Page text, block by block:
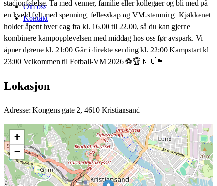
Om oss
Kontakt
stadionfølelse. Ta med venner, familie eller kollegaer og bli med på
en kveld fylt med spenning, fellesskap og VM-stemning. Kjøkkenet
holder åpent hver dag fra kl. 16.00 til 22.00, så du kan gjerne
kombinere kampopplevelsen med middag hos oss før avspark. Vi
åpner dørene kl. 21:00 Går i direkte sending kl. 22:00 Kampstart kl
23:00 Velkommen til Fotball-VM 2026 ⚽🏆🇳🇴🏴󠁧󠁢󠁥󠁮󠁧󠁿
Lokasjon
Adresse: Kongens gate 2, 4610 Kristiansand
+
−